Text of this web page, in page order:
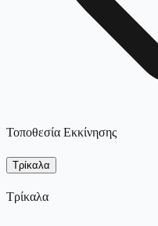
Τοποθεσία Εκκίνησης
Τρίκαλα
Τρίκαλα